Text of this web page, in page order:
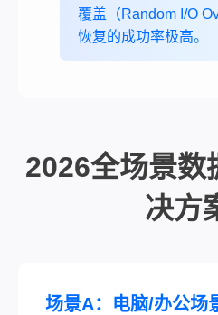
覆盖（Random I/O
恢复的成功率极高。
2026全场景数
决方
场景A：电脑/办公场